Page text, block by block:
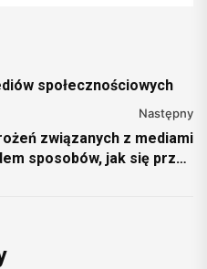
społecznościowych
Następny
związanych z mediami
sposobów, jak się przed